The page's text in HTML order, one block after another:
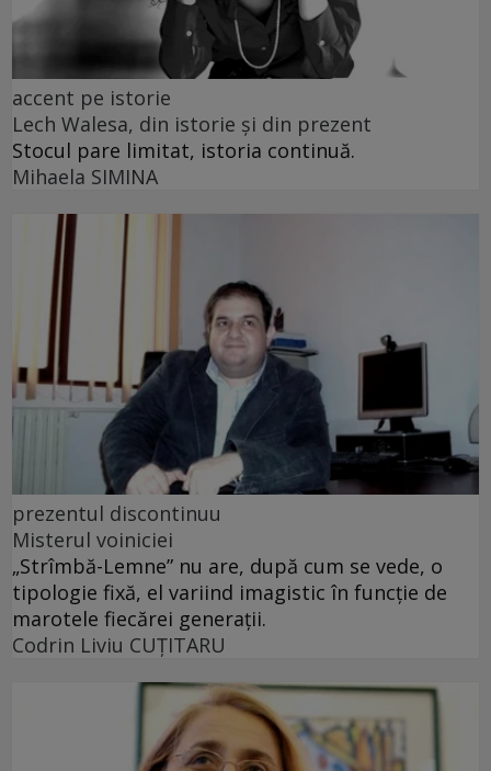
accent pe istorie
Lech Walesa, din istorie și din prezent
Stocul pare limitat, istoria continuă.
Mihaela SIMINA
prezentul discontinuu
Misterul voiniciei
„Strîmbă-Lemne” nu are, după cum se vede, o
tipologie fixă, el variind imagistic în funcţie de
marotele fiecărei generaţii.
Codrin Liviu CUŢITARU